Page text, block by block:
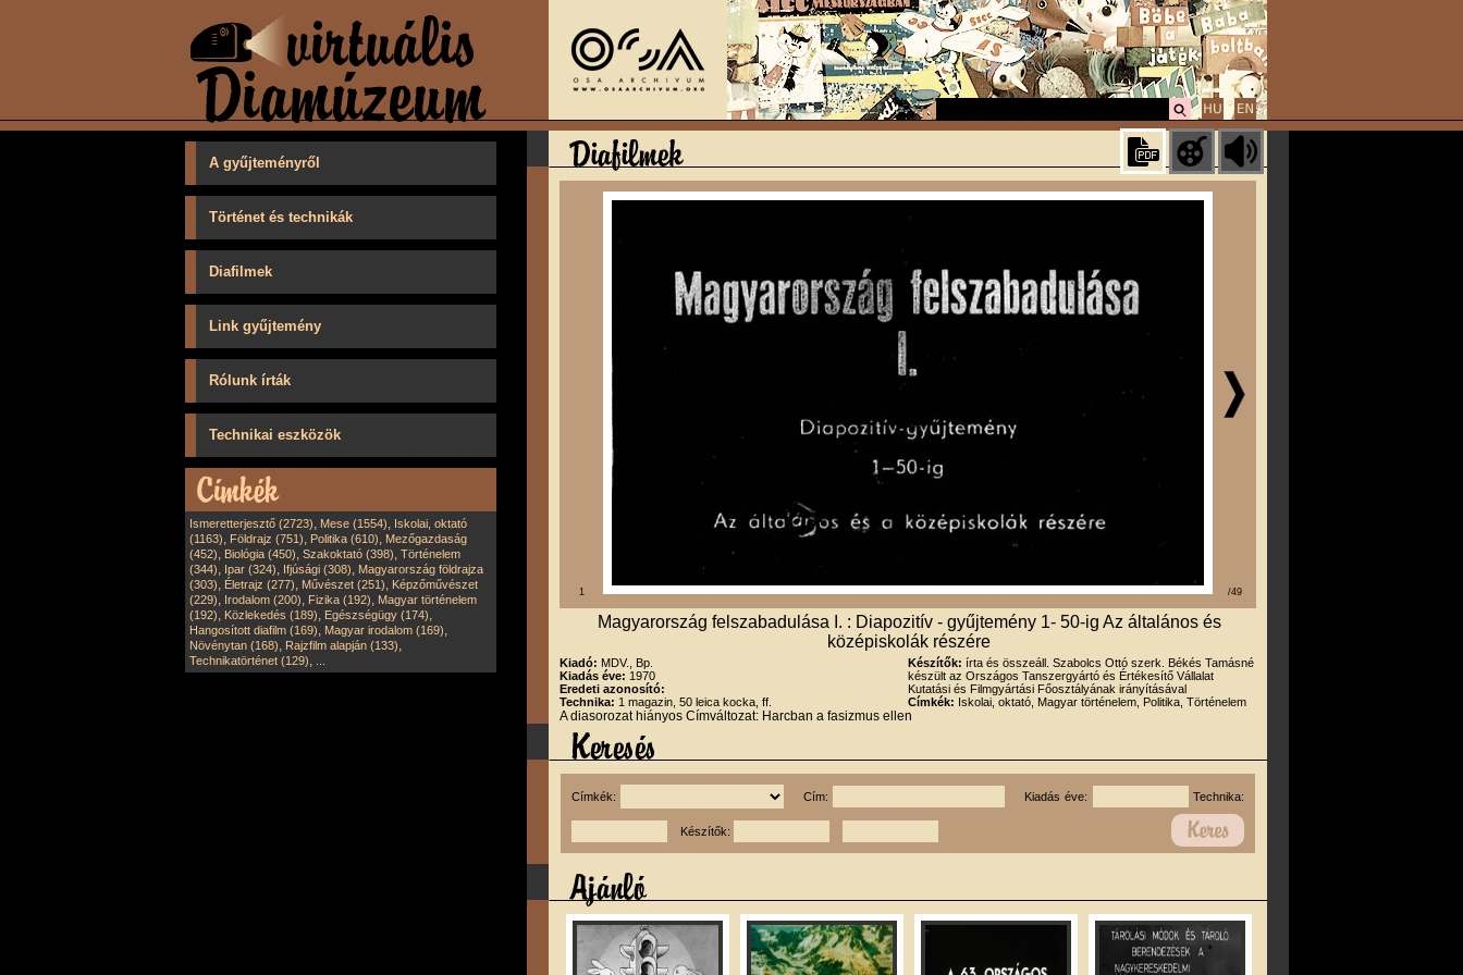
A gyűjteményről
Történet és technikák
Diafilmek
Link gyűjtemény
Rólunk írták
Technikai eszközök
Ismeretterjesztő (2723), Mese (1554), Iskolai, oktató
(1163), Földrajz (751), Politika (610), Mezőgazdaság
(452), Biológia (450), Szakoktató (398), Történelem
(344), Ipar (324), Ifjúsági (308), Magyarország földrajza
(303), Életrajz (277), Művészet (251), Képzőművészet
(229), Irodalom (200), Fizika (192), Magyar történelem
(192), Közlekedés (189), Egészségügy (174),
Hangosított diafilm (169), Magyar irodalom (169),
Növénytan (168), Rajzfilm alapján (133),
Technikatörténet (129),
1 /49
Magyarország felszabadulása I. : Diapozitív - gyűjtemény 1- 50-ig Az általános és
középiskolák részére
Kiadó: MDV., Bp.
Kiadás éve: 1970
Eredeti azonosító:
Technika: 1 magazin, 50 leica kocka, ff.
Készítők: írta és összeáll. Szabolcs Ottó szerk. Békés Tamásné
készült az Országos Tanszergyártó és Értékesítő Vállalat
Kutatási és Filmgyártási Főosztályának irányításával
Címkék: Iskolai, oktató, Magyar történelem, Politika, Történelem
A diasorozat hiányos Címváltozat: Harcban a fasizmus ellen
Címkék: Cím: Kiadás éve: Technika:
Készítők: